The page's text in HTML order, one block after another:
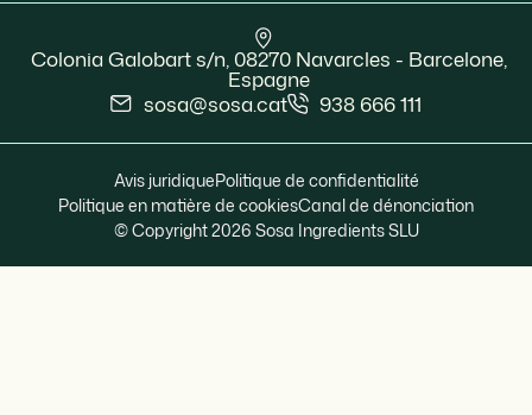
Colonia Galobart s/n, 08270 Navarcles - Barcelone,
Espagne
sosa@sosa.cat
938 666 111
Avis juridiquePolitique de confidentialité
Politique en matière de cookiesCanal de dénonciation
© Copyright 2026 Sosa Ingredients SLU